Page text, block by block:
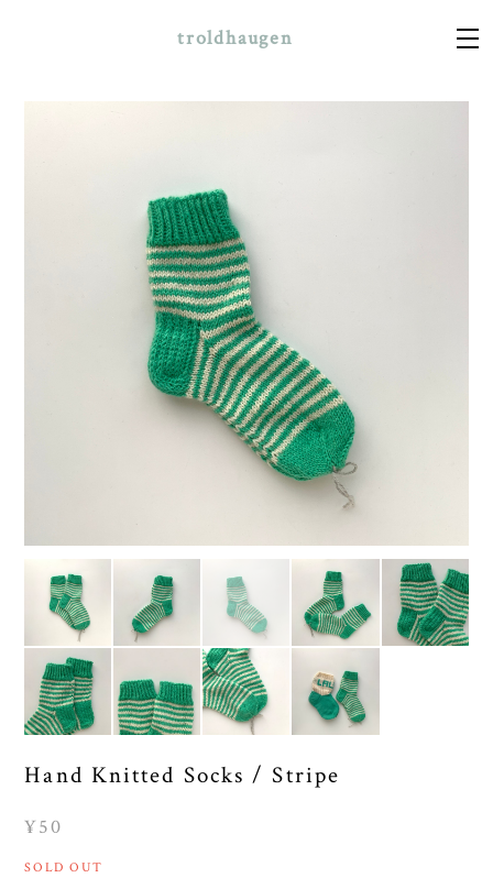
troldhaugen
Hand Knitted Socks / Stripe
¥50
SOLD OUT